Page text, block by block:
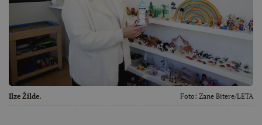
Ilze Žilde. Foto: Zane Bitere/LETA